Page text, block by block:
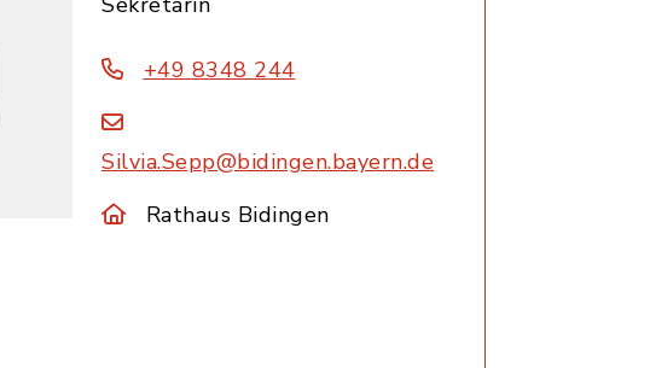
+49 8348 244
Silvia.Sepp@bidingen.bayern.de
Rathaus Bidingen